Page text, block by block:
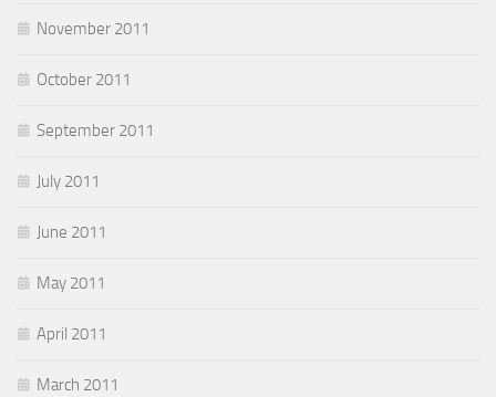
November 2011
October 2011
September 2011
July 2011
June 2011
May 2011
April 2011
March 2011